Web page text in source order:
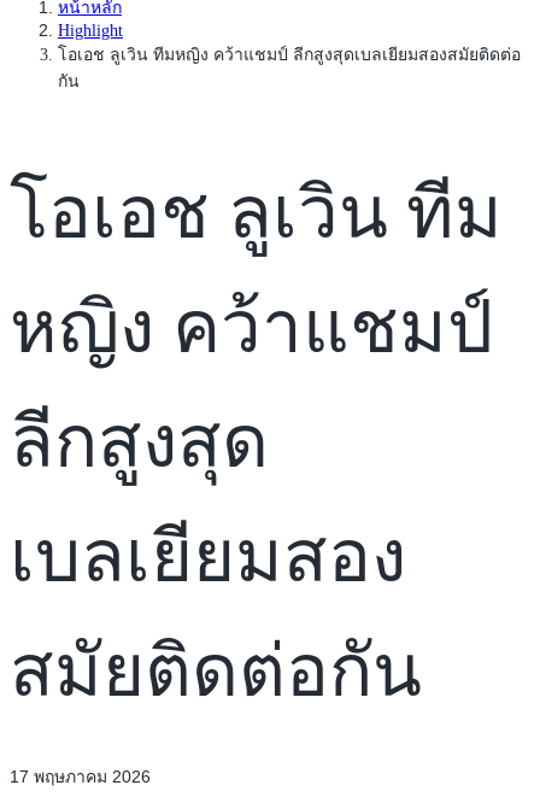
หน้าหลัก
Highlight
โอเอช ลูเวิน ทีมหญิง คว้าแชมป์ ลีกสูงสุดเบลเยียมสองสมัยติดต่อ
กัน
โอเอช ลูเวิน ทีม
หญิง คว้าแชมป์
ลีกสูงสุด
เบลเยียมสอง
สมัยติดต่อกัน
17 พฤษภาคม 2026